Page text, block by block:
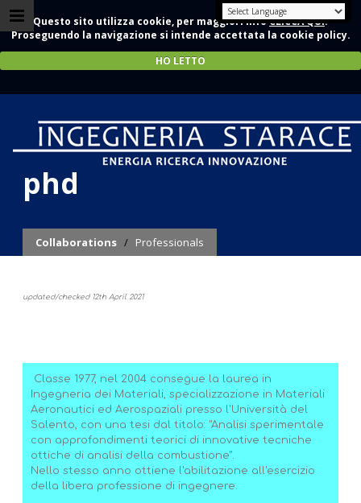
Questo sito utilizza cookie, per maggiori infoCLICCA QUI.
Proseguendo la navigazione si intende accettata la cookie policy.
HO LETTO
Ing. Marco Potenza,
phd
Collaborations / Professionals
updated/checked 12th April 2021
Classe 1977, nel 2004 consegue la laurea in
Ingegneria dei Materiali, specializzazione in Materiali
Aeronautici ed Aerospaziali presso l'Università del
Salento, con una tesi dal titolo: "Analisi sperimentale
con approfondimenti teorici di innovative tecniche
ottiche di analisi della combustione".
Nello stesso anno ottiene l'abilitazione all'esercizio
della libera professione di ingegnere.